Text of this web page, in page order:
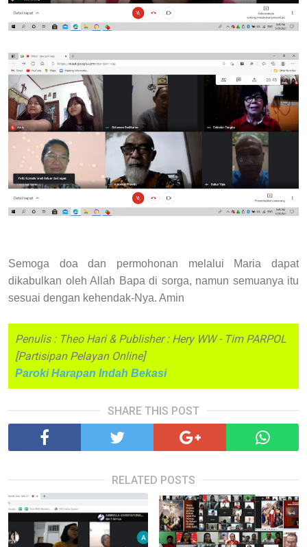
Semoga doa dan permohonan melalui Maria dapat
dikabulkan oleh Allah Bapa di sorga, namun semuanya itu
sesuai dengan kehendak-Nya. Amin
Penulis : Theo Hari & Publisher : Hery WW - Tim PARPOL
[Partisipan Pelayan Online]
Paroki Harapan Indah Bekasi
SHARE THIS POST
RELATED POSTS